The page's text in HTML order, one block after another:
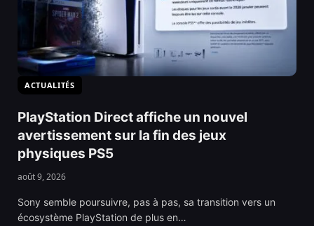
ACTUALITÉS
PlayStation Direct affiche un nouvel
avertissement sur la fin des jeux
physiques PS5
août 9, 2026
Sony semble poursuivre, pas à pas, sa transition vers un
écosystème PlayStation de plus en…